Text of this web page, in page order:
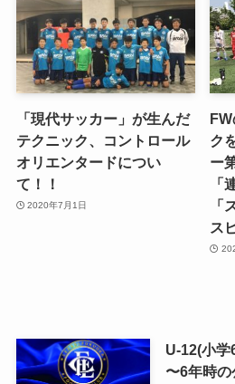
「現代サッカー」が生んだ
テクニック、コントロール
オリエンタードについ
て！！
2020年7月1日
ク
ー
「
ス
U-12(小学
〜6年時